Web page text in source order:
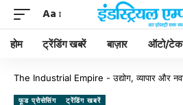
Aa
होम ट्रेंडिंग खबरें बाज़ार ऑटो/टेक
फूड प्रोसेसिंग ट्रेंडिंग खबरें